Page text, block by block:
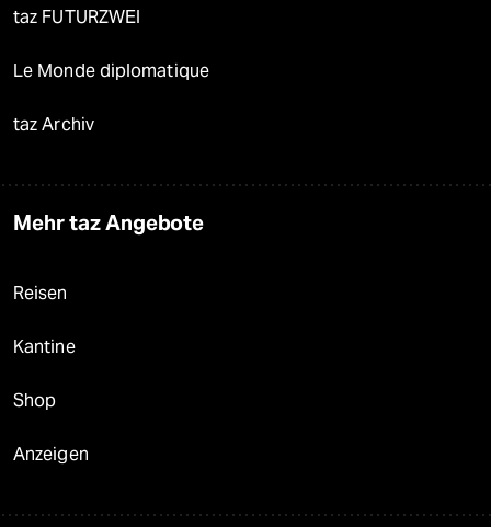
taz FUTURZWEI
Le Monde diplomatique
taz Archiv
Mehr taz Angebote
Reisen
Kantine
Shop
Anzeigen